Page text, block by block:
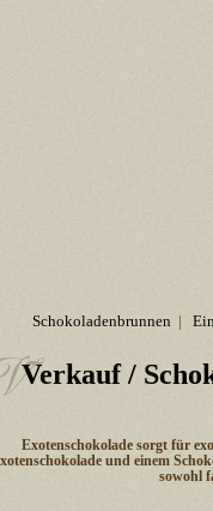
Schokoladenbrunnen |
Verkauf/
Exotenschokolade sorgt für
und einem
sowohl